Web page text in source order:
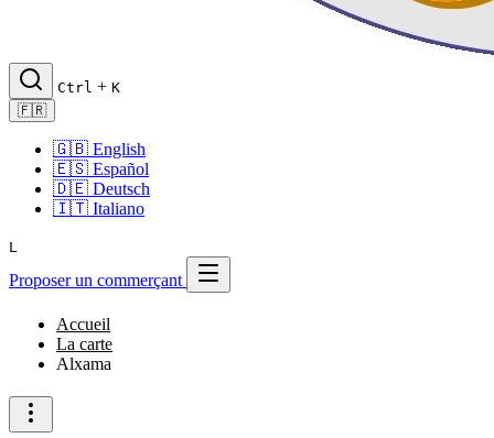
Ctrl + K
🇫🇷
🇬🇧 English
🇪🇸 Español
🇩🇪 Deutsch
🇮🇹 Italiano
L
Proposer un commerçant
Accueil
La carte
Alxama